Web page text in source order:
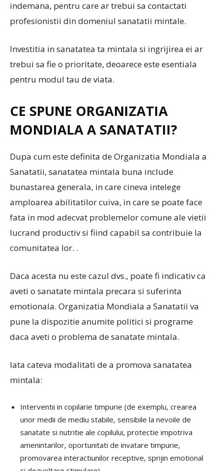
indemana, pentru care ar trebui sa contactati
profesionistii din domeniul sanatatii mintale.
Investitia in sanatatea ta mintala si ingrijirea ei ar
trebui sa fie o prioritate, deoarece este esentiala
pentru modul tau de viata.
CE SPUNE ORGANIZATIA
MONDIALA A SANATATII?
Dupa cum este definita de Organizatia Mondiala a
Sanatatii, sanatatea mintala buna include
bunastarea generala, in care cineva intelege
amploarea abilitatilor cuiva, in care se poate face
fata in mod adecvat problemelor comune ale vietii
lucrand productiv si fiind capabil sa contribuie la
comunitatea lor. .
Daca acesta nu este cazul dvs., poate fi indicativ ca
aveti o sanatate mintala precara si suferinta
emotionala. Organizatia Mondiala a Sanatatii va
pune la dispozitie anumite politici si programe
daca aveti o problema de sanatate mintala.
Iata cateva modalitati de a promova sanatatea
mintala:
Interventii in copilarie timpurie (de exemplu, crearea
unor medii de mediu stabile, sensibile la nevoile de
sanatate si nutritie ale copilului, protectie impotriva
amenintarilor, oportunitati de invatare timpurie,
promovarea interactiunilor receptive, sprijin emotional